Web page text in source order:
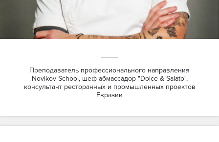
Преподаватель профессионального направления
Novikov School, шеф-абмассадор "Dolce & Salato",
консультант ресторанных и промышленных проектов
Евразии